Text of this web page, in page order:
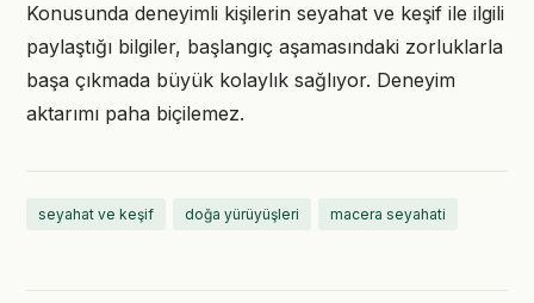
Konusunda deneyimli kişilerin seyahat ve keşif ile ilgili
paylaştığı bilgiler, başlangıç aşamasındaki zorluklarla
başa çıkmada büyük kolaylık sağlıyor. Deneyim
aktarımı paha biçilemez.
seyahat ve keşif doğa yürüyüşleri macera seyahati